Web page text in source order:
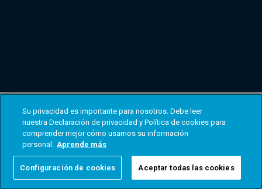
Su privacidad es importante para nosotros. Debe leer
nuestra Declaración de privacidad y Política de cookies para
comprender mejor cómo usamos su información
personal. Aprende más
Configuración de cookies Aceptar todas las cookies